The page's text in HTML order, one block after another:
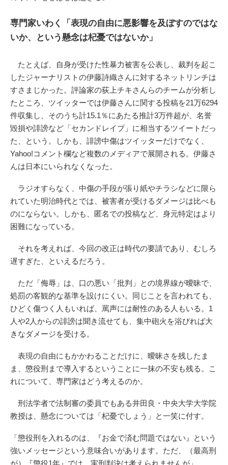
専門家いわく「表現の自由に悪影響を及ぼすのではな
いか、という懸念は杞憂ではないか」
たとえば、自身が受けた性暴力被害を公表し、裁判を起こ
したジャーナリストの伊藤詩織さんに対するネットリンチは
すさまじかった。評論家の荻上チキさんらのチームが分析し
たところ、ツイッターでは伊藤さんに関する投稿を21万6294
件収集し、そのうち計15.1％にあたる推計3万件超が、名誉
毀損や誹謗など「セカンドレイプ」に相当するツイートだっ
た、という。しかも、誹謗中傷はツイッターだけでなく、
Yahoo!コメント欄など複数のメディアで展開される。伊藤さ
んは日本にいられなくなった。
ラジオすらなく、中傷の手段が張り紙やチラシなどに限ら
れていた明治時代とでは、被害者が受けるダメージは比べも
のにならない。しかも、匿名での投稿など、身元特定はより
困難になっている。
それを考えれば、今回の改正は時代の要請であり、むしろ
遅すぎた、といえるだろう。
ただ「侮辱」は、口の悪い「批判」との境界線が曖昧で、
処罰の客観的な基準を設けにくい。同じことを言われても、
ひどく傷つく人もいれば、罵声には耐性のある人もいる。1
人や2人からの誹謗は聞き流せても、集中砲火を浴びれば大
きなダメージを受ける。
表現の自由にもかかわることだけに、曖昧さを残したま
ま、懲役刑まで導入するということに一抹の不安も残る。こ
れについて、専門家はどう考えるのか。
刑法学者で法制審の委員でもある井田良・中央大学大学院
教授は、懸念については「杞憂でしょう」と一笑に付す。
「懲役刑を入れるのは、『お金で済む問題ではない』という
強いメッセージという意味合いがあります。ただ、（最高刑
が）『懲役1年』では、実刑判決は考えられませんが」